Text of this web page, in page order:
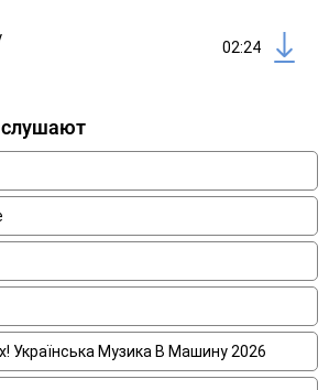
02:24
Українська Музика В Машину 2026